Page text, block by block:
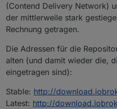
(Contend Delivery Network)
der mittlerweile stark
Rechnung getragen.
Die Adressen für die
alten (und damit wieder die,
eingetragen sind):
Stable: http://
Latest: http://